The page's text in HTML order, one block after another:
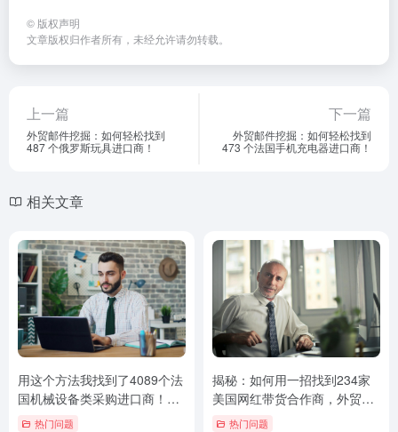
© 版权声明
文章版权归作者所有，未经允许请勿转载。
上一篇
外贸邮件挖掘：如何轻松找到
487 个俄罗斯玩具进口商！
下一篇
外贸邮件挖掘：如何轻松找到
473 个法国手机充电器进口商！
相关文章
用这个方法我找到了4089个法
国机械设备类采购进口商！外
贸客户邮件挖掘技巧
热门问题
揭秘：如何用一招找到234家
美国网红带货合作商，外贸营
销策略必学！
热门问题